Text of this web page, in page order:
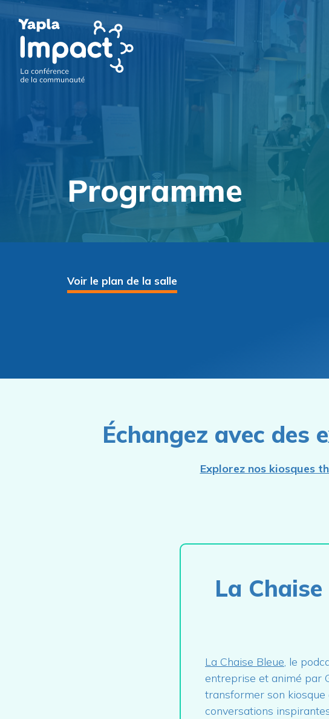
Programme
Voir le plan de la salle
Échangez avec
Explorez nos kiosques
La
La Chaise Bleue , le
entreprise et animé par
transformer son kiosque
conversations